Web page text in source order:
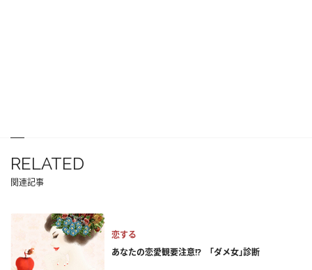
RELATED
関連記事
恋する
あなたの恋愛観要注意!? ｢ダメ女｣診断